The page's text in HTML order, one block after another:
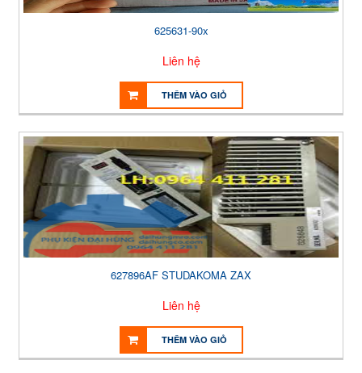
625631-90x
Liên hệ
THÊM VÀO GIỎ
627896AF STUDAKOMA ZAX
Liên hệ
THÊM VÀO GIỎ